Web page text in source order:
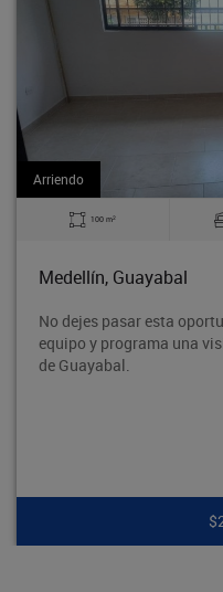
única. Contacta a nuestro
para descubrir la joya oculta